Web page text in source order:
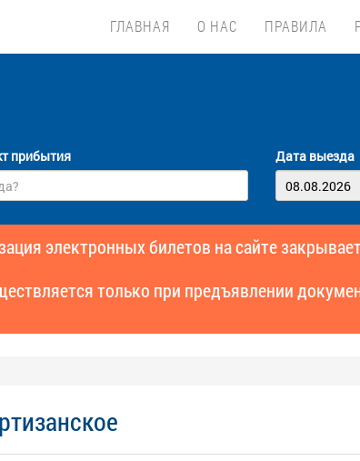
ГЛАВНАЯ О НАС ПРАВИЛА
прибытия Дата выезда
электронных билетов на сайте
только при предъявлении